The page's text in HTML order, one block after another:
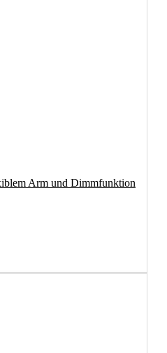
Arm und Dimmfunktion